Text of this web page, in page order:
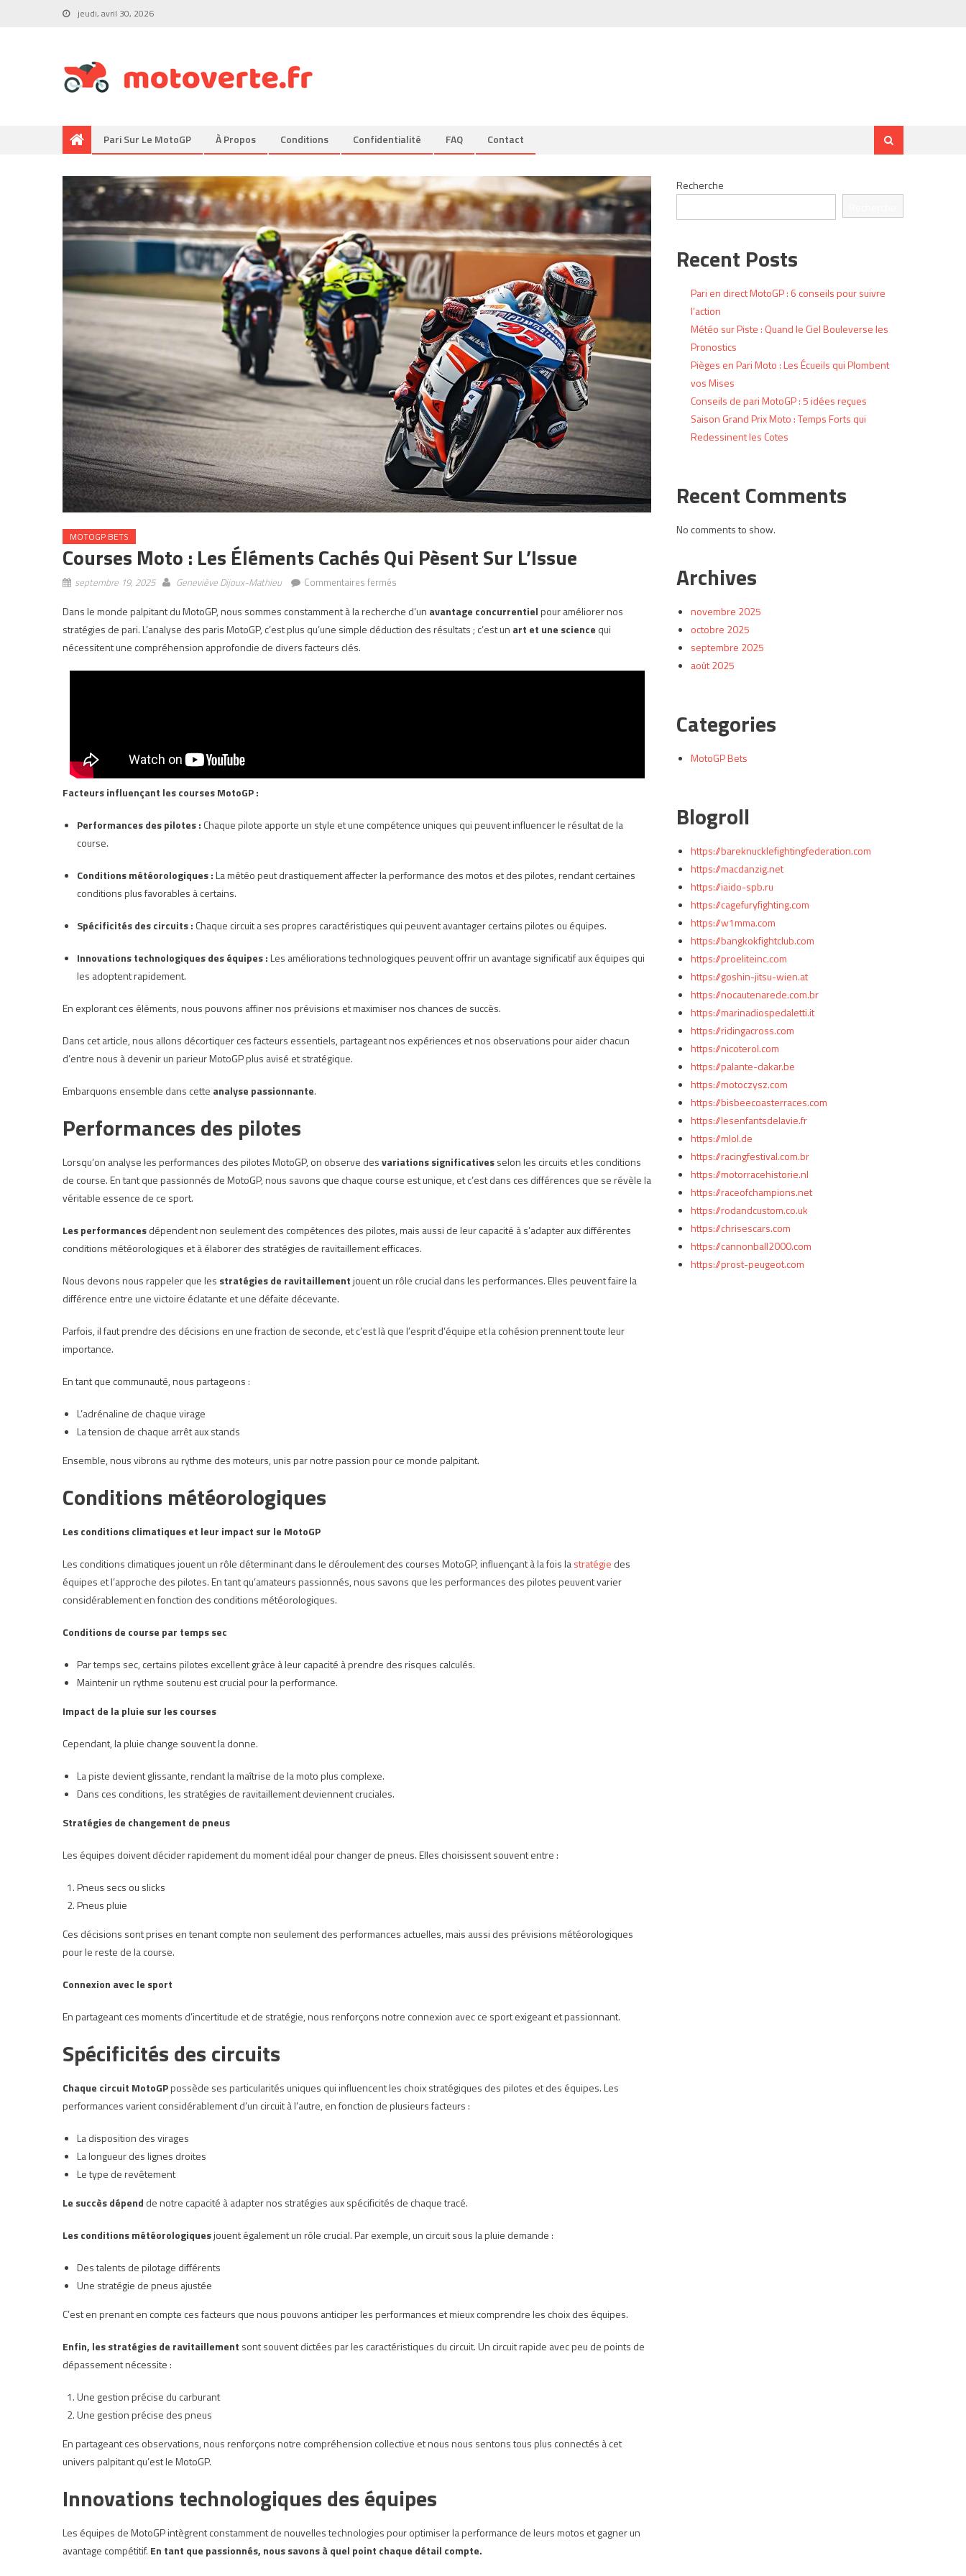
jeudi, avril 30, 2026
Pari Sur Le MotoGP À Propos Conditions Confidentialité FAQ Contact
MOTOGP BETS
Courses Moto : Les Éléments Cachés Qui Pèsent Sur L’Issue
septembre 19, 2025 Geneviève Dijoux-Mathieu Commentaires fermés
Moto
:
Dans le monde palpitant du MotoGP, nous sommes constamment à la recherche d’un avantage concurrentielpour améliorer nos
stratégies de pari. L’analyse des paris MotoGP, c’est plus qu’une simple déduction des résultats ; c’est un art et une science qui
nécessitent une compréhension approfondie de divers facteurs clés.
Facteurs influençant les courses MotoGP :
Performances des pilotes : Chaque pilote apporte un style et une compétence uniques qui peuvent influencer le résultat de la
course.
Conditions météorologiques :La météo peut drastiquement affecter la performance des motos et des pilotes, rendant certaines
conditions plus favorables à certains.
Spécificités des circuits : Chaque circuit a ses propres caractéristiques qui peuvent avantager certains pilotes ou équipes.
Innovations technologiques des équipes :Les améliorations technologiques peuvent offrir un avantage significatif aux équipes qui
les adoptent rapidement.
En explorant ces éléments, nous pouvons affiner nos prévisions et maximiser nos chances de succès.
Dans cet article, nous allons décortiquer ces facteurs essentiels, partageant nos expériences et nos observations pour aider chacun
d’entre nous à devenir un parieur MotoGP plus avisé et stratégique.
Embarquons ensemble dans cette analyse passionnante.
Performances des pilotes
Lorsqu’on analyse les performances des pilotes MotoGP, on observe desvariations significativesselon les circuits et les conditions
de course. En tant que passionnés de MotoGP, nous savons que chaque course est unique, et c’est dans ces différences que se révèle la
véritable essence de ce sport.
Les performancesdépendent non seulement des compétences des pilotes, mais aussi de leur capacité à s’adapter aux différentes
conditions météorologiques et à élaborer des stratégies de ravitaillement efficaces.
Nous devons nous rappeler que les stratégies de ravitaillementjouent un rôle crucial dans les performances. Elles peuvent faire la
différence entre une victoire éclatante et une défaite décevante.
Parfois, il faut prendre des décisions en une fraction de seconde, et c’est là que l’esprit d’équipe et la cohésion prennent toute leur
importance.
En tant que communauté, nous partageons :
L’adrénaline de chaque virage
La tension de chaque arrêt aux stands
Ensemble, nous vibrons au rythme des moteurs, unis par notre passion pour ce monde palpitant.
Conditions météorologiques
Les conditions climatiques et leur impact sur le MotoGP
Les conditions climatiques jouent un rôle déterminant dans le déroulement des courses MotoGP, influençant à la fois lastratégie des
équipes et l’approche des pilotes. En tant qu’amateurs passionnés, nous savons que les performances des pilotes peuvent varier
considérablement en fonction des conditions météorologiques.
Conditions de course par temps sec
Par temps sec, certains pilotes excellent grâce à leur capacité à prendre des risques calculés.
Maintenir un rythme soutenu est crucial pour la performance.
Impact de la pluie sur les courses
Cependant, la pluie change souvent la donne.
La piste devient glissante, rendant la maîtrise de la moto plus complexe.
Dans ces conditions, les stratégies de ravitaillement deviennent cruciales.
Stratégies de changement de pneus
Les équipes doivent décider rapidement du moment idéal pour changer de pneus. Elles choisissent souvent entre :
Pneus secs ou slicks
Pneus pluie
Ces décisions sont prises en tenant compte non seulement des performances actuelles, mais aussi des prévisions météorologiques
pour le reste de la course.
Connexion avec le sport
En partageant ces moments d’incertitude et de stratégie, nous renforçons notre connexion avec ce sport exigeant et passionnant.
Spécificités des circuits
Chaque circuit MotoGPpossède ses particularités uniques qui influencent les choix stratégiques des pilotes et des équipes. Les
performances varient considérablement d’un circuit à l’autre, en fonction de plusieurs facteurs :
La disposition des virages
La longueur des lignes droites
Le type de revêtement
Le succès dépend de notre capacité à adapter nos stratégies aux spécificités de chaque tracé.
Les conditions météorologiquesjouent également un rôle crucial. Par exemple, un circuit sous la pluie demande :
Des talents de pilotage différents
Une stratégie de pneus ajustée
C’est en prenant en compte ces facteurs que nous pouvons anticiper les performances et mieux comprendre les choix des équipes.
Enfin, les stratégies de ravitaillement sont souvent dictées par les caractéristiques du circuit. Un circuit rapide avec peu de points de
dépassement nécessite :
Une gestion précise du carburant
Une gestion précise des pneus
En partageant ces observations, nous renforçons notre compréhension collective et nous nous sentons tous plus connectés à cet
univers palpitant qu’est le MotoGP.
Innovations technologiques des équipes
Les équipes de MotoGP intègrent constamment de nouvelles technologies pour optimiser la performance de leurs motos et gagner un
avantage compétitif. En tant que passionnés, nous savons à quel point chaque détail compte.
Recherche
Recent Posts
Pari en direct MotoGP : 6 conseils pour suivre
l’action
Météo sur Piste : Quand le Ciel Bouleverse les
Pronostics
Pièges en Pari Moto : Les Écueils qui Plombent
vos Mises
Conseils de pari MotoGP : 5 idées reçues
Saison Grand Prix Moto : Temps Forts qui
Redessinent les Cotes
Recent Comments
No comments to show.
Archives
novembre 2025
octobre 2025
septembre 2025
août 2025
Categories
MotoGP Bets
Blogroll
https://bareknucklefightingfederation.com
https://macdanzig.net
https://iaido-spb.ru
https://cagefuryfighting.com
https://w1mma.com
https://bangkokfightclub.com
https://proeliteinc.com
https://goshin-jitsu-wien.at
https://nocautenarede.com.br
https://marinadiospedaletti.it
https://ridingacross.com
https://nicoterol.com
https://palante-dakar.be
https://motoczysz.com
https://bisbeecoasterraces.com
https://lesenfantsdelavie.fr
https://mlol.de
https://racingfestival.com.br
https://motorracehistorie.nl
https://raceofchampions.net
https://rodandcustom.co.uk
https://chrisescars.com
https://cannonball2000.com
https://prost-peugeot.com